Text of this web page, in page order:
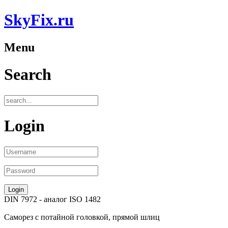
SkyFix.ru
Menu
Search
Login
DIN 7972 - аналог ISO 1482
Саморез с потайной головкой, прямой шлиц